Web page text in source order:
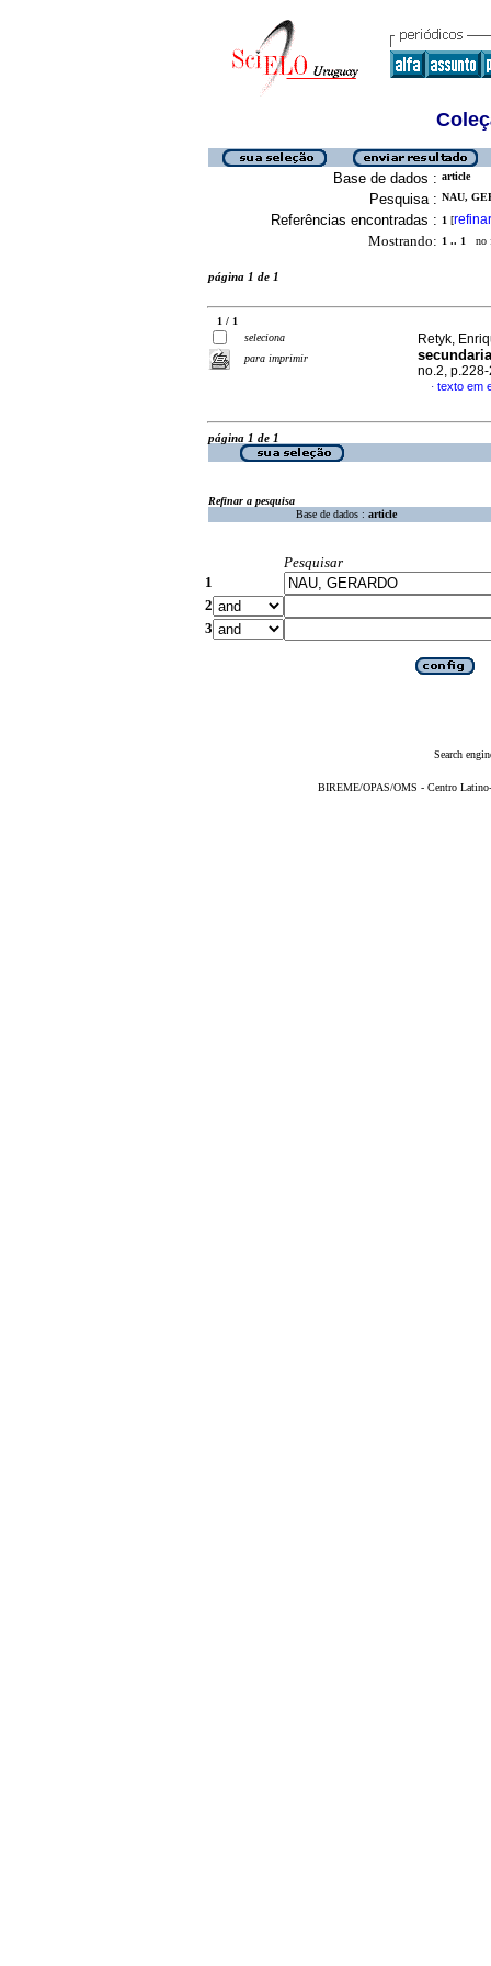
Base de dados : article
Pesquisa : NAU,
Referências encontradas : 1 [refinar
Mostrando: 1 .. 1 no
página 1 de 1
1 / 1
seleciona
para imprimir
Retyk,
no.2,
· texto em
página 1 de 1
Refinar a pesquisa
Base de dados : article
Pesquisar
1
2
3
Search
BIREME/OPAS/OMS - Centro Latino-